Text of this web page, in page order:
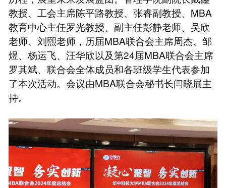
教授、工会主席陈平路教授、张睿副教授、MBA
教育中心主任罗光教授、副主任彭静老师、吴欣
老师、刘熙老师，历届MBA联合会主席周杰、邹
煜、杨运飞、汪华欣以及第24届MBA联合会主席
罗其斌、联合会全体成员和各班级学生代表参加
了本次活动。会议由MBA联合会秘书长闫晓展主
持。